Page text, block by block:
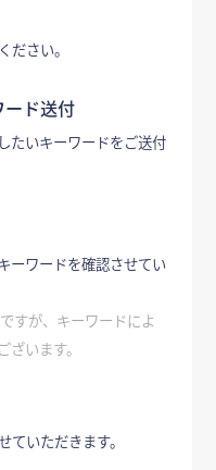
ださい。
ド送付
たいキーワードをご送付
ーワードを確認させてい
すが、キーワードによ
います。
ていただきます。